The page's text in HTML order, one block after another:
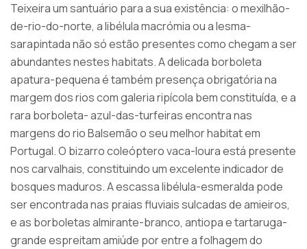
Teixeira um santuário para a sua existência: o mexilhão-
de-rio-do-norte, a libélula macrómia ou a lesma-
sarapintada não só estão presentes como chegam a ser
abundantes nestes habitats. A delicada borboleta
apatura-pequena é também presença obrigatória na
margem dos rios com galeria ripícola bem constituída, e a
rara borboleta- azul-das-turfeiras encontra nas
margens do rio Balsemão o seu melhor habitat em
Portugal. O bizarro coleóptero vaca-loura está presente
nos carvalhais, constituindo um excelente indicador de
bosques maduros. A escassa libélula-esmeralda pode
ser encontrada nas praias fluviais sulcadas de amieiros,
e as borboletas almirante-branco, antiopa e tartaruga-
grande espreitam amiúde por entre a folhagem do